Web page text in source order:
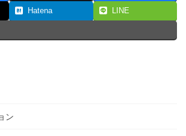
Hatena LINE
ン